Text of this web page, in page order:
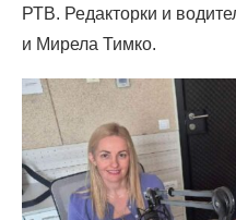
РТВ. Редакторки и
и Мирела Тимко.